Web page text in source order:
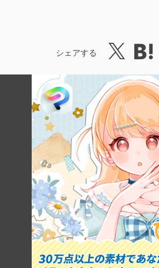
シェアする